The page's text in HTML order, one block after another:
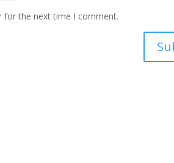
for the next time I comment.